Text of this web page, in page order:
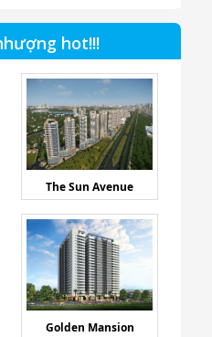
hot!!!
The Sun Avenue
Golden Mansion